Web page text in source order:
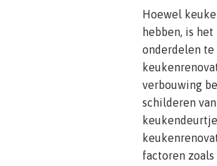
Hoewel
hebben, is
onderdelen te
verbouwing
schilderen
factoren